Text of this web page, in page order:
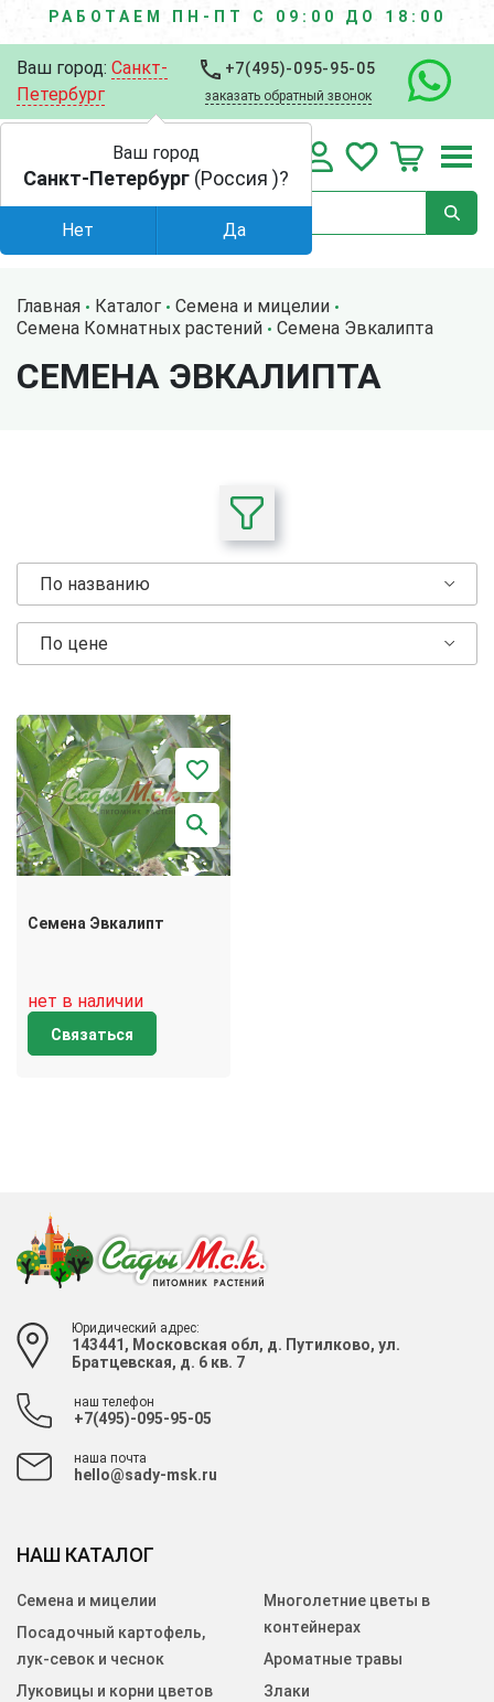
РАБОТАЕМ ПН-ПТ С 09:00 ДО 18:00
Ваш город: Санкт-
Петербург
+7(495)-095-95-05
заказать обратный звонок
Главная Каталог
Семена и мицелии
Семена Комнатных растений
Семена Эвкалипта
СЕМЕНА ЭВКАЛИПТА
По названию
По цене
Семена Эвкалипт
нет в наличии
Связаться
Юридический адрес:
143441, Московская обл, д. Путилково, ул.
Братцевская, д. 6 кв. 7
наш телефон
+7(495)-095-95-05
наша почта
hello@sady-msk.ru
НАШ КАТАЛОГ
Семена и мицелии
Посадочный картофель,
лук-севок и чеснок
Луковицы и корни цветов
Многолетние цветы в
контейнерах
Ароматные травы
Злаки
Ваш город
Санкт-Петербург (Россия )?
Нет Да